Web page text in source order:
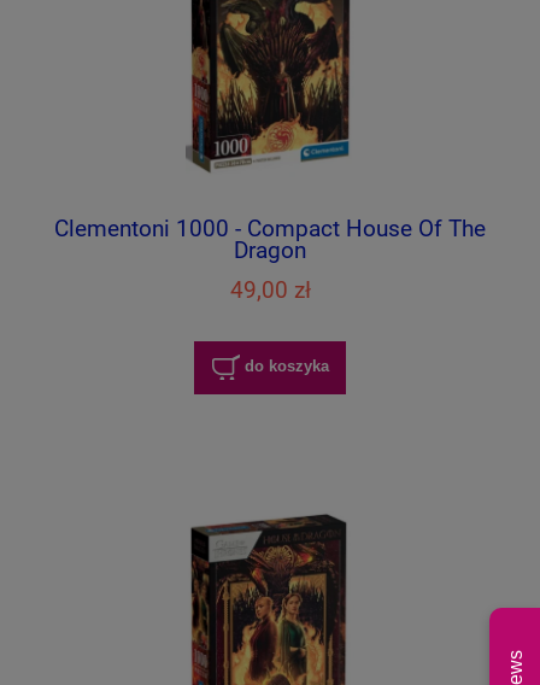
Clementoni 1000 - Compact House Of The
Dragon
49,00 zł
do koszyka
News